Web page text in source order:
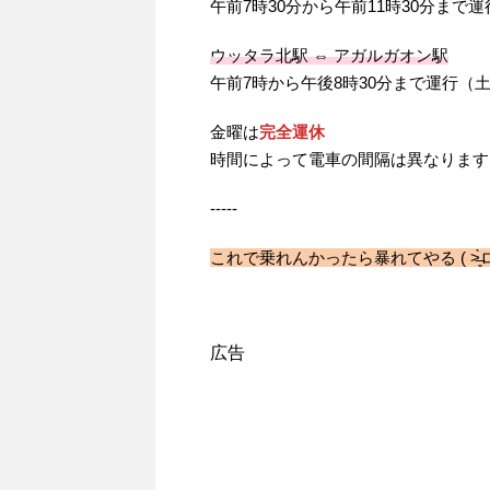
午前7時30分から午前11時30分まで運
ウッタラ北駅 ⇔ アガルガオン駅
午前7時から午後8時30分まで運行（土
金曜は完全運休
時間によって電車の間隔は異なります
-----
これで乗れんかったら暴れてやる ( ˃̶͈̀
広告